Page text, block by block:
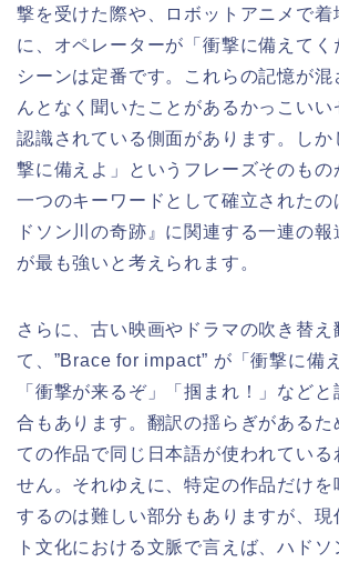
撃を受けた際や、ロボットアニメで着
に、オペレーターが「衝撃に備えてく
シーンは定番です。これらの記憶が混
んとなく聞いたことがあるかっこいい
認識されている側面があります。しか
撃に備えよ」というフレーズそのもの
一つのキーワードとして確立されたの
ドソン川の奇跡』に関連する一連の
が最も強いと考えられます。
さらに、古い映画やドラマの吹き替え
て、”Brace for impact” が「衝撃に備
「衝撃が来るぞ」「掴まれ！」など
合もあります。翻訳の揺らぎがあるた
ての作品で同じ日本語が使われている
せん。それゆえに、特定の作品だけを
するのは難しい部分もありますが、現
ト文化における文脈で言えば、ハド